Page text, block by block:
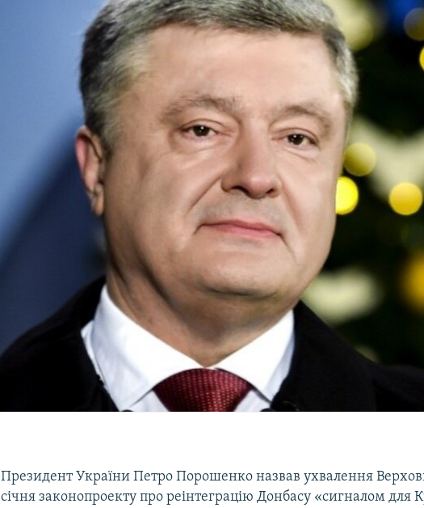
Президент України Петро Порошенко назвав ухвалення
січня законопроекту про реінтеграцію Донбасу «сигналом для